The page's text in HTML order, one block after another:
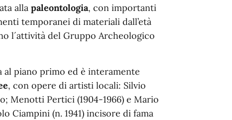
alla paleontologia, con importanti
temporanei di materiali dall’età
l´attività del Gruppo Archeologico
al piano primo ed è interamente
, con opere di artisti locali: Silvio
Menotti Pertici (1904-1966) e Mario
Ciampini (n. 1941) incisore di fama